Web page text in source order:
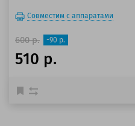
Совместим с аппаратами
600 р. -90 р.
510 р.